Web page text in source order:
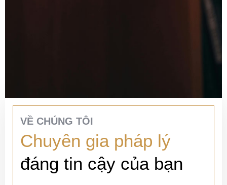
VỀ CHÚNG TÔI
Chuyên gia pháp lý
đáng tin cậy của bạn